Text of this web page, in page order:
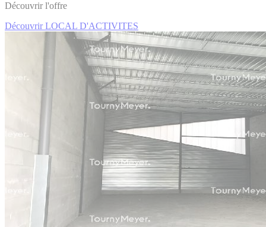
Découvrir l'offre
Découvrir LOCAL D'ACTIVITES